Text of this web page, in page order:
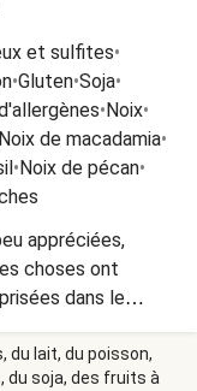
et sulfites•
•Gluten•Soja•
•Noix•
Noix de macadamia•
•Noix de pécan•
appréciées,
choses ont
dans le
et saveur
du lait, du poisson,
du soja, des fruits à